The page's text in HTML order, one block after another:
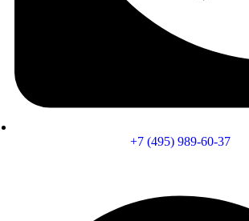
+7 (495) 989-60-37